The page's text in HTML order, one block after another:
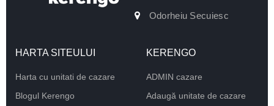
Odorheiu Secuiesc
HARTA SITEULUI
Harta cu unitati de cazare
Blogul Kerengo
KERENGO
ADMIN cazare
Adaugă unitate de cazare